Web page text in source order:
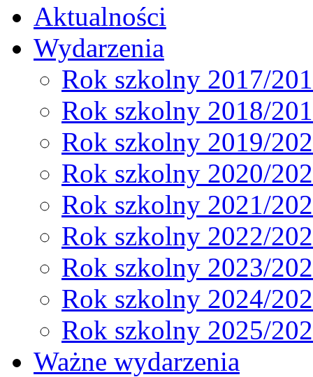
Aktualności
Wydarzenia
Rok szkolny 2017/
Rok szkolny 2018/
Rok szkolny 2019/
Rok szkolny 2020/
Rok szkolny 2021/
Rok szkolny 2022/
Rok szkolny 2023/
Rok szkolny 2024/
Rok szkolny 2025/
Ważne wydarzenia